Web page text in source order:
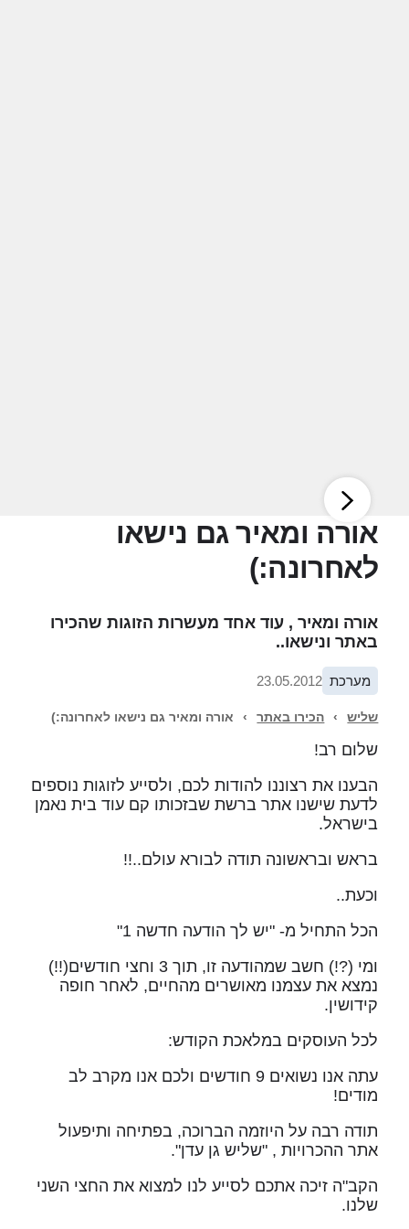
אורה ומאיר גם נישאו
לאחרונה:)
אורה ומאיר , עוד אחד מעשרות הזוגות שהכירו
באתר ונישאו..
מערכת 23.05.2012
שליש › הכירו באתר › אורה ומאיר גם נישאו לאחרונה:)
שלום רב!
הבענו את רצוננו להודות לכם, ולסייע לזוגות נוספים
לדעת שישנו אתר ברשת שבזכותו קם עוד בית נאמן
בישראל.
בראש ובראשונה תודה לבורא עולם..!!
וכעת..
הכל התחיל מ- "יש לך הודעה חדשה 1"
ומי (?!) חשב שמהודעה זו, תוך 3 וחצי חודשים(!!)
נמצא את עצמנו מאושרים מהחיים, לאחר חופה
קידושין.
לכל העוסקים במלאכת הקודש:
עתה אנו נשואים 9 חודשים ולכם אנו מקרב לב
מודים!
תודה רבה על היוזמה הברוכה, בפתיחה ותיפעול
אתר ההכרויות , "שליש גן עדן".
הקב"ה זיכה אתכם לסייע לנו למצוא את החצי השני
שלנו.